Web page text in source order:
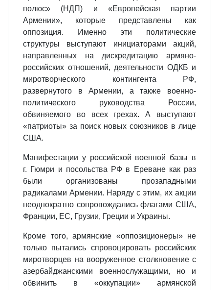
полюс» (НДП) и «Европейская партии
Армении», которые представлены как
оппозиция. Именно эти политические
структуры выступают инициаторами акций,
направленных на дискредитацию армяно-
российских отношений, деятельности ОДКБ и
миротворческого контингента РФ,
развернутого в Армении, а также военно-
политического руководства России,
обвиняемого во всех грехах. А выступают
«патриоты» за поиск новых союзников в лице
США.
Манифестации у российской военной базы в
г. Гюмри и посольства РФ в Ереване как раз
были организованы прозападными
радикалами Армении. Наряду с этим, их акции
неоднократно сопровождались флагами США,
Франции, ЕС, Грузии, Греции и Украины.
Кроме того, армянские «оппозиционеры» не
только пытались спровоцировать российских
миротворцев на вооруженное столкновение с
азербайджанскими военнослужащими, но и
обвинить в «оккупации» армянской